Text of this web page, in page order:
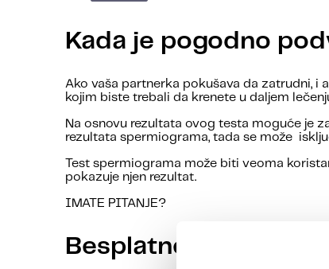
Kada je pogodno
Ako vaša partnerka pokušava da zatrudni, i
kojim biste trebali da krenete u daljem
Na osnovu rezultata ovog testa moguće je
rezultata spermiograma, tada se može
Test spermiograma može biti veoma
pokazuje njen rezultat.
IMATE PITANJE?
Besplatne početne